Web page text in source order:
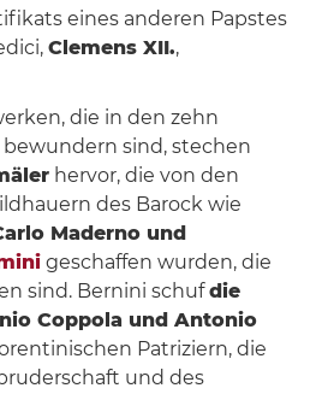
eines anderen Papstes
Clemens XII.,
die in den zehn
sind, stechen
hervor, die von den
des Barock wie
Maderno und
geschaffen wurden, die
sind. Bernini schufdie
Coppola und Antonio
Patriziern, die
und des